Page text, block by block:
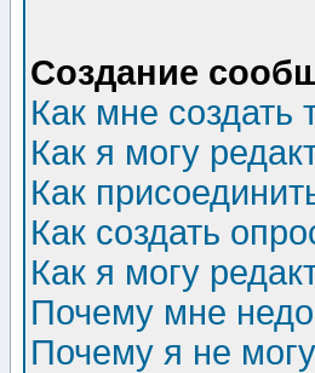
Создание
Как мне
Как я могу
Как
Как создать
Как я могу
Почему мне
Почему я не